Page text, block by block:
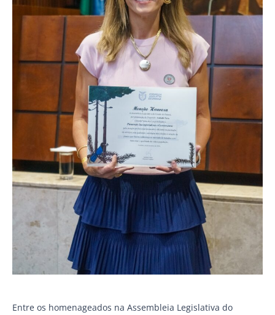
Entre os homenageados na Assembleia Legislativa do